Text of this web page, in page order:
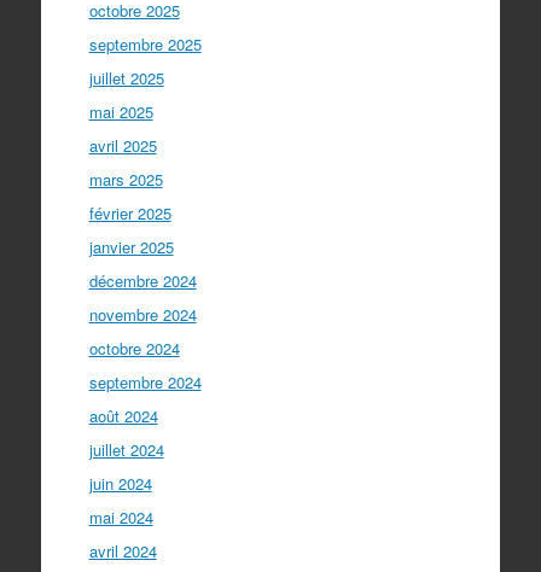
octobre 2025
septembre 2025
juillet 2025
mai 2025
avril 2025
mars 2025
février 2025
janvier 2025
décembre 2024
novembre 2024
octobre 2024
septembre 2024
août 2024
juillet 2024
juin 2024
mai 2024
avril 2024